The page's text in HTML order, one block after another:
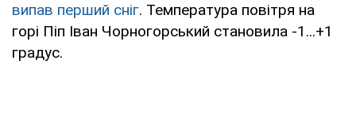
випав перший сніг. Температура повітря на
горі Піп Іван Чорногорський становила -1...+1
градус.